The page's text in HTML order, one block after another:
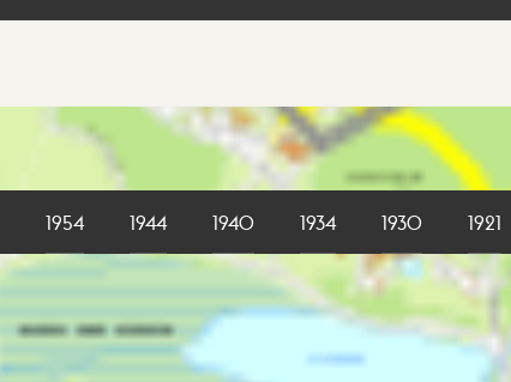
1954 1944 1940 1934 1930 1921